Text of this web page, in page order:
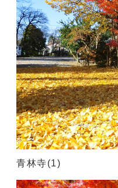
青林寺(1)